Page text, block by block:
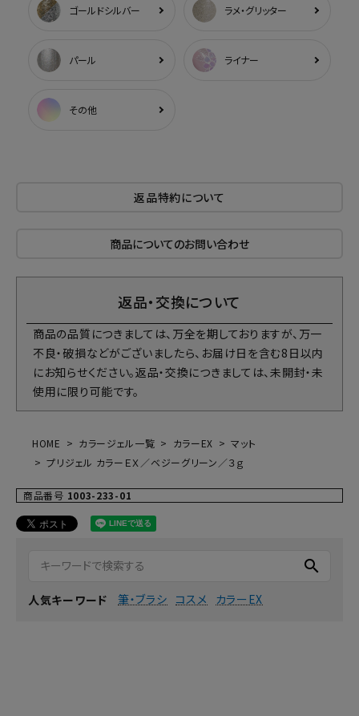
ゴールドシルバー ラメ・グリッター
パール ライナー
その他
返品特約について
商品についてのお問い合わせ
返品・交換について
商品の品質につきましては、万全を期しておりますが、万一
不良・破損などがございましたら、お届け日を含む8日以内
にお知らせください。返品・交換につきましては、未開封・未
使用に限り可能です。
HOME カラージェル一覧 カラーEX
マット
プリジェル カラーＥＸ／ベジーグリーン／３ｇ
商品番号 1003-233-01
search
人気キーワード 筆・ブラシ コスメ カラーEX